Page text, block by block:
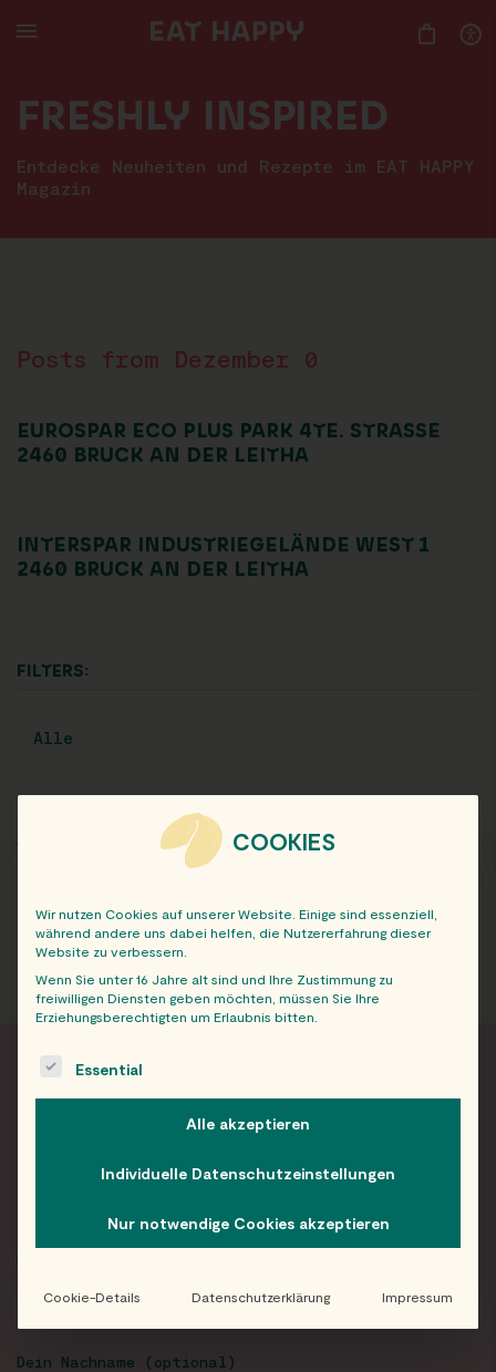
TO
FRESHLY INSPIRED
Entdecke Neuheiten und Rezepte im EAT HAPPY
Magazin
Posts from Dezember 0
EUROSPAR ECO PLUS PARK 4TE. STRASSE
2460 BRUCK AN DER LEITHA
INTERSPAR INDUSTRIEGELÄNDE WEST 1
2460 BRUCK AN DER LEITHA
FILTERS:
Alle
ARCHIV
FRISCH INFORMIERT
Dein Nachname (optional)
COOKIES
Wir nutzen Cookies auf unserer Website. Einige sind essenziell,
während andere uns dabei helfen, die Nutzererfahrung dieser
Website zu verbessern.
Wenn Sie unter 16 Jahre alt sind und Ihre Zustimmung zu
freiwilligen Diensten geben möchten, müssen Sie Ihre
Erziehungsberechtigten um Erlaubnis bitten.
The following is a list of service groups for which consent
Essential
Alle akzeptieren
Individuelle Datenschutzeinstellungen
Nur notwendige Cookies akzeptieren
Cookie-Details Datenschutzerklärung Impressum